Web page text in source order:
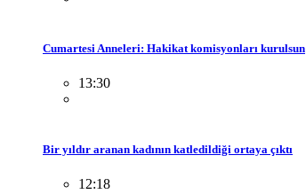
Cumartesi Anneleri: Hakikat komisyonları kurulsun
13:30
Bir yıldır aranan kadının katledildiği ortaya çıktı
12:18